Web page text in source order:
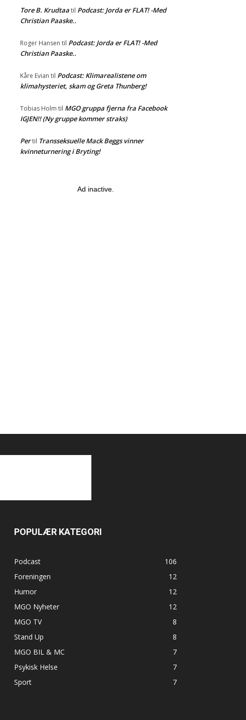
Tore B. Krudtaatil Podcast: Jorda er FLAT! -Med
Christian Paaske..
Roger Hansen til Podcast: Jorda er FLAT! -Med
Christian Paaske..
Kåre Evian til Podcast: Klimarealistene om
klimahysteriet, skam og Greta Thunberg!
Tobias Holm til MGO gruppa fjerna fra Facebook
IGJEN!! (Ny gruppe kommer straks)
Pertil Transseksuelle Mack Beggs vinner
kvinneturnering i Bryting!
Ad inactive.
POPULÆR KATEGORI
Podcast
106
Foreningen
12
Humor
12
MGO Nyheter
12
MGO TV
8
Stand Up
8
MGO BIL & MC
7
Psykisk Helse
7
Sport
7